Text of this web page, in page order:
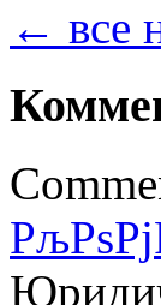
← все